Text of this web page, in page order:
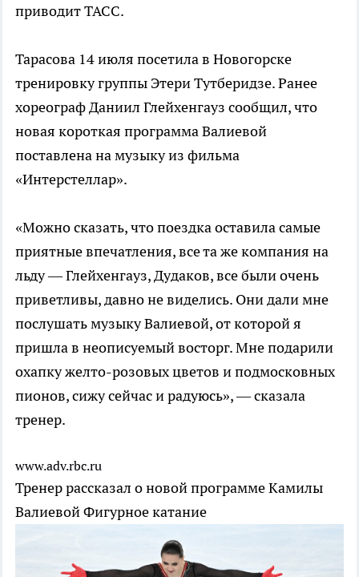
приводит ТАСС.
Тарасова 14 июля посетила в Новогорске
тренировку группы Этери Тутберидзе. Ранее
хореограф Даниил Глейхенгауз сообщил, что
новая короткая программа Валиевой
поставлена на музыку из фильма
«Интерстеллар».
«Можно сказать, что поездка оставила самые
приятные впечатления, все та же компания на
льду — Глейхенгауз, Дудаков, все были очень
приветливы, давно не виделись. Они дали мне
послушать музыку Валиевой, от которой я
пришла в неописуемый восторг. Мне подарили
охапку желто-розовых цветов и подмосковных
пионов, сижу сейчас и радуюсь», — сказала
тренер.
www.adv.rbc.ru
Тренер рассказал о новой программе Камилы
ВалиевойФигурное катание